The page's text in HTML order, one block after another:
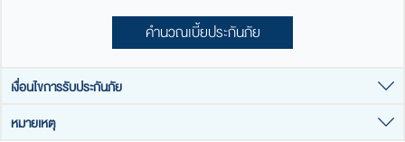
คำนวณเบี้ยประกันภัย
เงื่อนไขการรับประกันภัย
- รับประกันภัยตั้งแต่อายุ 1 - 60 ปี และสามารถต่ออายุกรมธรรม์ได้
หมายเหตุ